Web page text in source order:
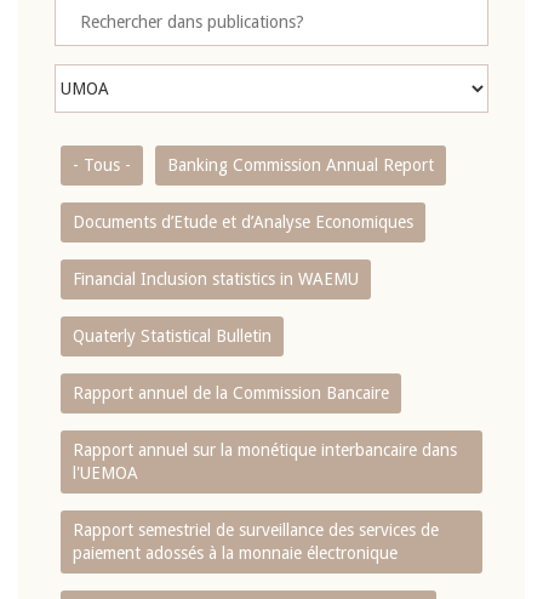
- Tous - Banking Commission Annual Report
Documents d’Etude et d’Analyse Economiques
Financial Inclusion statistics in WAEMU
Quaterly Statistical Bulletin
Rapport annuel de la Commission Bancaire
Rapport annuel sur la monétique interbancaire dans
l'UEMOA
Rapport semestriel de surveillance des services de
paiement adossés à la monnaie électronique